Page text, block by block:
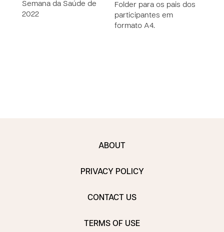
Semana da Saúde de
2022
Folder para os pais dos
participantes em
formato A4.
ABOUT
PRIVACY POLICY
CONTACT US
TERMS OF USE